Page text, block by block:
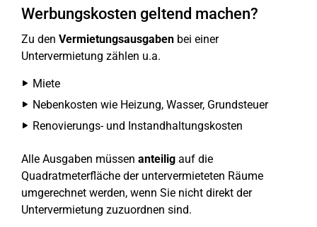
Werbungskosten geltend machen?
Zu den Vermietungsausgaben bei einer
Untervermietung zählen u.a.
Miete
Nebenkosten wie Heizung, Wasser, Grundsteuer
Renovierungs- und Instandhaltungskosten
Alle Ausgaben müssen anteilig auf die
Quadratmeterfläche der untervermieteten Räume
umgerechnet werden, wenn Sie nicht direkt der
Untervermietung zuzuordnen sind.